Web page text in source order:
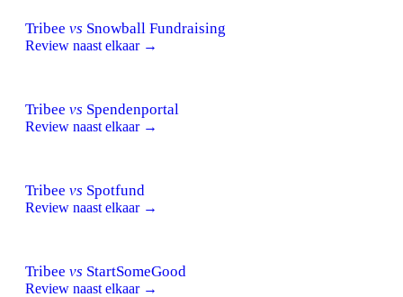
Tribee vs Snowball Fundraising
Review naast elkaar →
Tribee vs Spendenportal
Review naast elkaar →
Tribee vs Spotfund
Review naast elkaar →
Tribee vs StartSomeGood
Review naast elkaar →